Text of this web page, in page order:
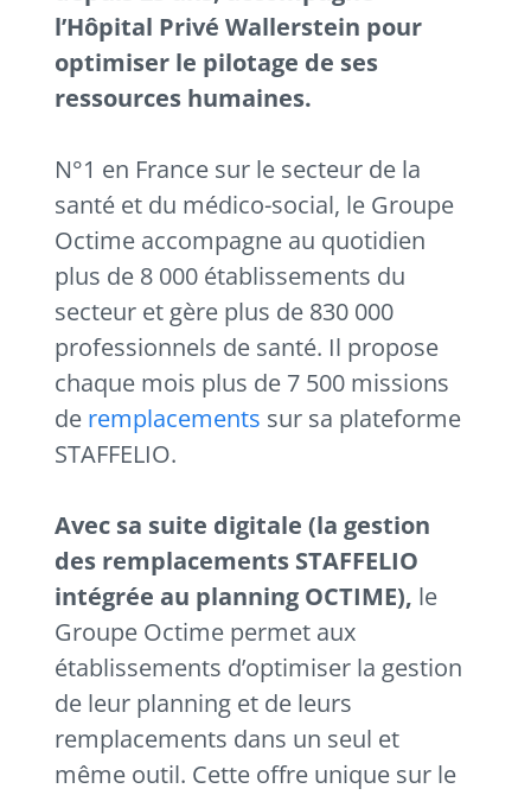
l’Hôpital Privé Wallerstein pour
optimiser le pilotage de ses
ressources humaines.
N°1 en France sur le secteur de la
santé et du médico-social, le Groupe
Octime accompagne au quotidien
plus de 8 000 établissements du
secteur et gère plus de 830 000
professionnels de santé. Il propose
chaque mois plus de 7 500 missions
de remplacements sur sa plateforme
STAFFELIO.
Avec sa suite digitale (la gestion
des remplacements STAFFELIO
intégrée au planning OCTIME), le
Groupe Octime permet aux
établissements d’optimiser la gestion
de leur planning et de leurs
remplacements dans un seul et
même outil. Cette offre unique sur le